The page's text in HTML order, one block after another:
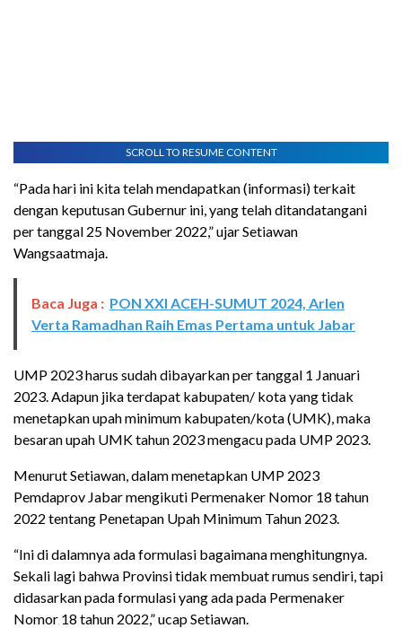
SCROLL TO RESUME CONTENT
“Pada hari ini kita telah mendapatkan (informasi) terkait
dengan keputusan Gubernur ini, yang telah ditandatangani
per tanggal 25 November 2022,” ujar Setiawan
Wangsaatmaja.
Baca Juga : PON XXI ACEH-SUMUT 2024, Arlen
Verta Ramadhan Raih Emas Pertama untuk Jabar
UMP 2023 harus sudah dibayarkan per tanggal 1 Januari
2023. Adapun jika terdapat kabupaten/ kota yang tidak
menetapkan upah minimum kabupaten/kota (UMK), maka
besaran upah UMK tahun 2023 mengacu pada UMP 2023.
Menurut Setiawan, dalam menetapkan UMP 2023
Pemdaprov Jabar mengikuti Permenaker Nomor 18 tahun
2022 tentang Penetapan Upah Minimum Tahun 2023.
“Ini di dalamnya ada formulasi bagaimana menghitungnya.
Sekali lagi bahwa Provinsi tidak membuat rumus sendiri, tapi
didasarkan pada formulasi yang ada pada Permenaker
Nomor 18 tahun 2022,” ucap Setiawan.